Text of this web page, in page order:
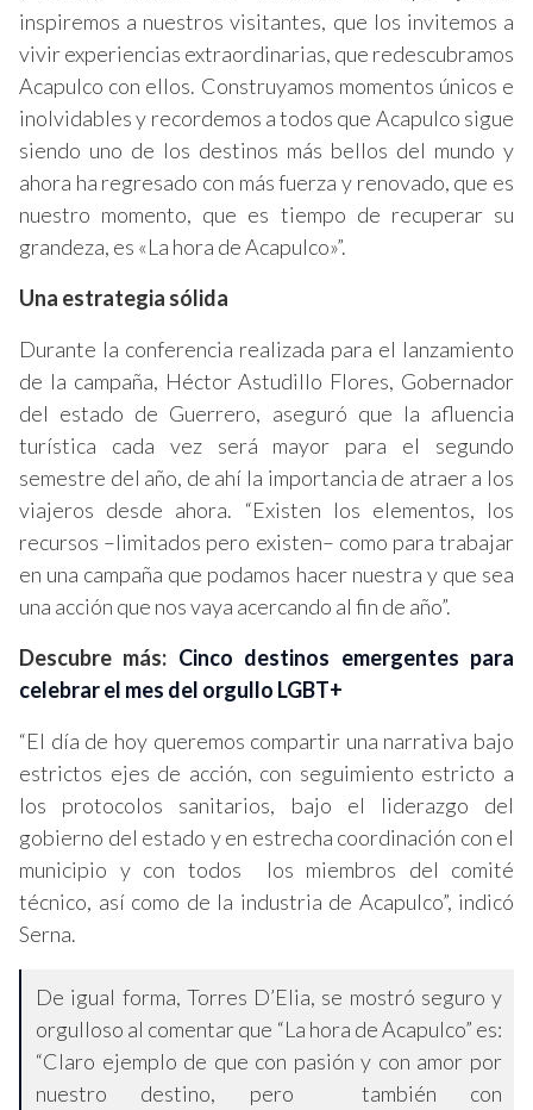
inspiremos a nuestros visitantes, que los invitemos a
vivir experiencias extraordinarias, que redescubramos
Acapulco con ellos. Construyamos momentos únicos e
inolvidables y recordemos a todos que Acapulco sigue
siendo uno de los destinos más bellos del mundo y
ahora ha regresado con más fuerza y renovado, que es
nuestro momento, que es tiempo de recuperar su
grandeza, es «La hora de Acapulco»”.
Una estrategia sólida
Durante la conferencia realizada para el lanzamiento
de la campaña, Héctor Astudillo Flores, Gobernador
del estado de Guerrero, aseguró que la afluencia
turística cada vez será mayor para el segundo
semestre del año, de ahí la importancia de atraer a los
viajeros desde ahora. “Existen los elementos, los
recursos –limitados pero existen– como para trabajar
en una campaña que podamos hacer nuestra y que sea
una acción que nos vaya acercando al fin de año”.
Descubre más: Cinco destinos emergentes para
celebrar el mes del orgullo LGBT+
“El día de hoy queremos compartir una narrativa bajo
estrictos ejes de acción, con seguimiento estricto a
los protocolos sanitarios, bajo el liderazgo del
gobierno del estado y en estrecha coordinación con el
municipio y con todos los miembros del comité
técnico, así como de la industria de Acapulco”, indicó
Serna.
De igual forma, Torres D’Elia, se mostró seguro y
orgulloso al comentar que “La hora de Acapulco” es:
“Claro ejemplo de que con pasión y con amor por
nuestro destino, pero también con